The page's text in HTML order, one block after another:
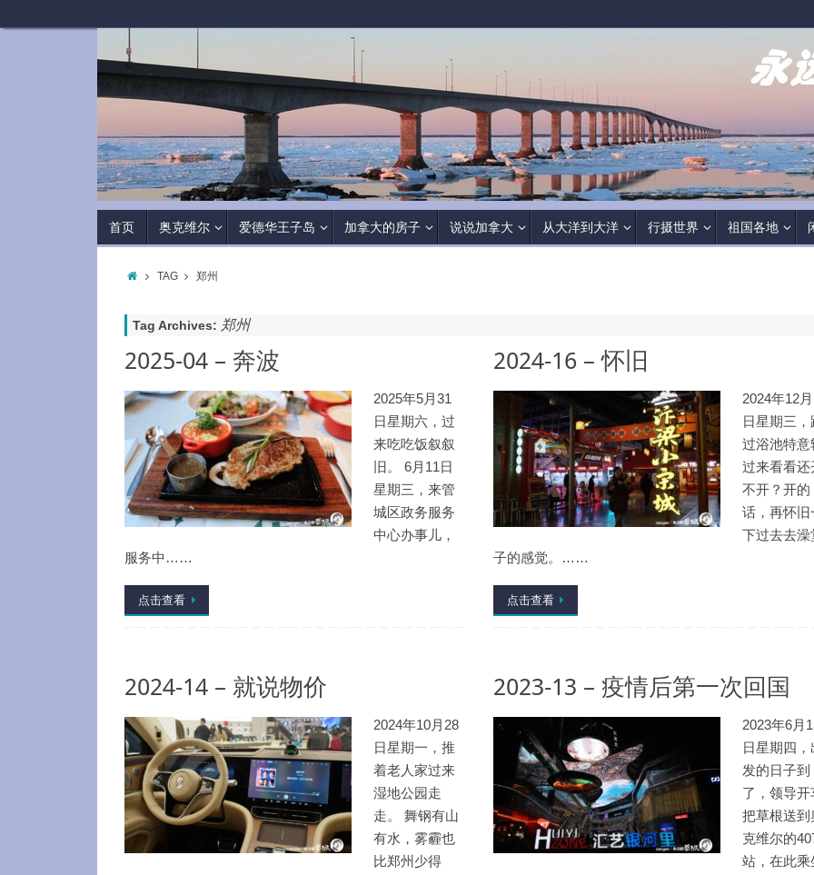
首页 奥克维尔 爱德华王子岛 加拿大的房子 说说加拿大 从大洋到大洋 行摄世界 祖国各地
TAG 郑州
Tag Archives: 郑州
2025-04 – 奔波
2025年5月31
日星期六，过
来吃吃饭叙叙
旧。 6月11日
星期三，来管
城区政务服务
中心办事儿，
服务中……
点击查看
2024-16 – 怀旧
2024年12
日星期三，
过浴池特意
过来看看还
不开？开的
话，再怀旧
下过去去澡
子的感觉。……
点击查看
2024-14 – 就说物价
2024年10月28
日星期一，推
着老人家过来
湿地公园走
走。 舞钢有山
有水，雾霾也
比郑州少得
2023-13 – 疫情后第一次回国
2023年6月
日星期四，
发的日子到
了，领导开
把草根送到
克维尔的
站，在此乘